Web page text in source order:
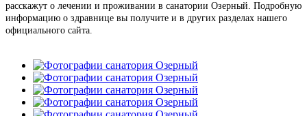
расскажут о лечении и проживании в санатории Озерный. Подробную
информацию о здравнице вы получите и в других разделах нашего
официального сайта.